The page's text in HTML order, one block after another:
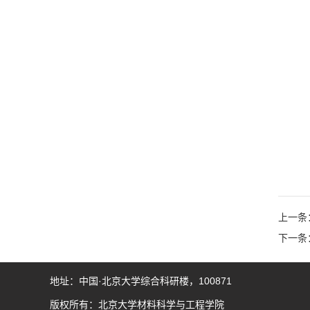
上一
下一条
地址：中国·北京大学综合科研楼，100871
版权所有：北京大学材料科学与工程学院